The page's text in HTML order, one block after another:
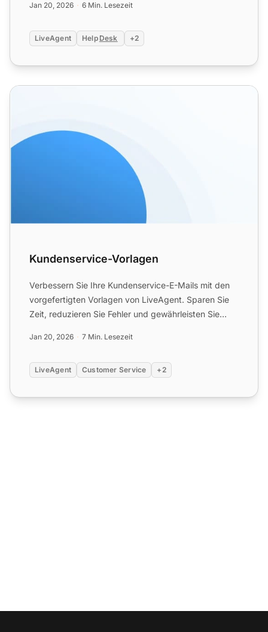
Jan 20, 2026 6 Min. Lesezeit
LiveAgent Help Desk +2
Kundenservice-Vorlagen
Kundenservice-Vorlagen
Verbessern Sie Ihre Kundenservice-E-Mails mit den
vorgefertigten Vorlagen von LiveAgent. Sparen Sie
Zeit, reduzieren Sie Fehler und gewährleisten Sie
Jan 20, 2026 7 Min. Lesezeit
LiveAgent Customer Service +2